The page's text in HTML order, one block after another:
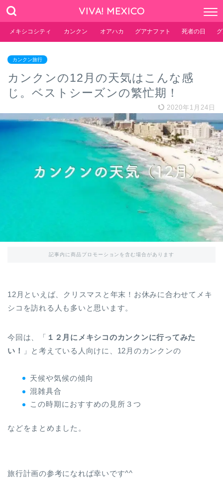
VIVA! MEXICO
メキシコシティ カンクン オアハカ グアナファト 死者の日
カンクン旅行
カンクンの12月の天気はこんな感
じ。ベストシーズンの繁忙期！
2020年1月24日
記事内に商品プロモーションを含む場合があります
12月といえば、クリスマスと年末！お休みに合わせてメキ
シコを訪れる人も多いと思います。
今回は、「 １２月にメキシコのカンクンに行ってみた
い！
」と考えている人向けに、12月のカンクンの
天候や気候の傾向
混雑具合
この時期におすすめの見所３つ
などをまとめました。
旅行計画の参考になれば幸いです^^